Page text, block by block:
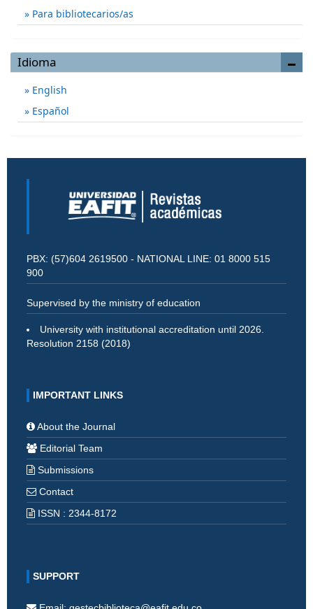
Para bibliotecarios/as
Idioma
English
Español
PBX: (57)604 2619500 - NATIONAL LINE: 01 8000 515
900
Supervised by the ministry of education
University with institutional accreditation until 2026.
Resolution 2158 (2018)
IMPORTANT LINKS
About the Journal
Editorial Team
Submissions
Contact
ISSN : 2344-8172
SUPPORT